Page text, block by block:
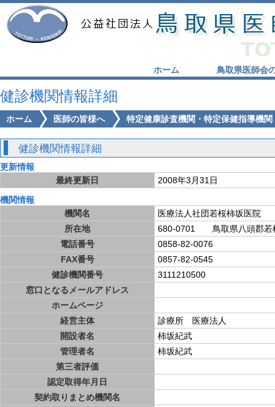
ホーム 鳥取県医師会
健診機関情報詳細
ホーム 医師の皆様へ 特定健康診査機関・特定保健指導機関
健診機関情報詳細
更新情報
最終更新日
2008年3月31日
機関情報
機関名
医療法人社団若桜柿坂医院
所在地
680-0701 鳥取県八頭郡若
電話番号
0858-82-0076
FAX番号
0857-82-0545
健診機関番号
3111210500
窓口となるメールアドレス
ホームページ
経営主体
診療所 医療法人
開設者名
柿坂紀武
管理者名
柿坂紀武
第三者評価
認定取得年月日
契約取りまとめ機関名